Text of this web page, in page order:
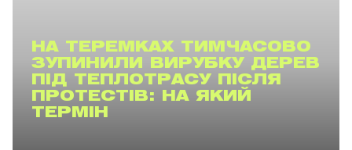
НА ТЕРЕМКАХ ТИМЧАСОВО
ЗУПИНИЛИ ВИРУБКУ ДЕРЕВ
ПІД ТЕПЛОТРАСУ ПІСЛЯ
ПРОТЕСТІВ: НА ЯКИЙ
ТЕРМІН